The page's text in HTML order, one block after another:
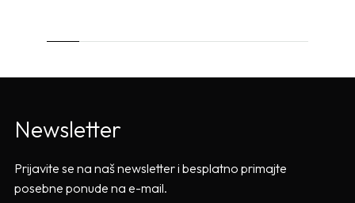
Newsletter
Prijavite se na naš newsletter i besplatno primajte
posebne ponude na e-mail.